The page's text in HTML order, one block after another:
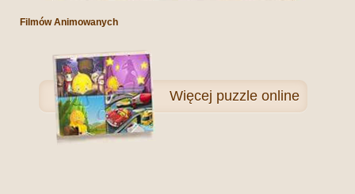
Filmów Animowanych
Więcej puzzle online